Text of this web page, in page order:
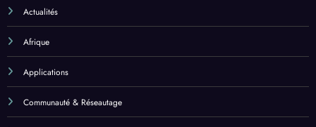
Afrique
Applications
Communauté & Réseautage